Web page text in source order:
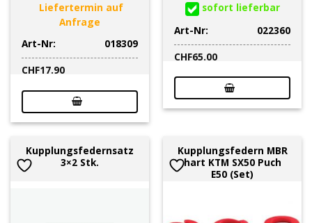
Liefertermin auf
Anfrage
Art-Nr:
018309
CHF17.90
sofort lieferbar
Art-Nr:
022360
CHF65.00
Kupplungsfedernsatz
3×2 Stk.
Kupplungsfedern MBR
hart KTM SX50 Puch
E50 (Set)